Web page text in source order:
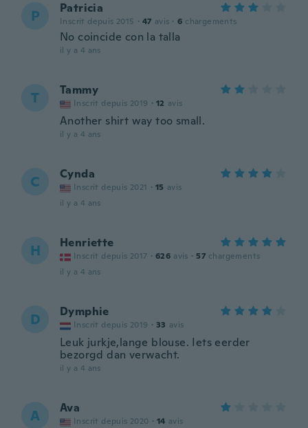
P Patricia
Inscrit depuis 2015 · 47 avis · 6 chargements
No coincide con la talla
il y a 4 ans
T Tammy
Inscrit depuis 2019 · 12 avis
Another shirt way too small.
il y a 4 ans
C Cynda
Inscrit depuis 2021 · 15 avis
il y a 4 ans
H Henriette
Inscrit depuis 2017 · 626 avis · 57 chargements
il y a 4 ans
D Dymphie
Inscrit depuis 2019 · 33 avis
Leuk jurkje,lange blouse. Iets eerder
bezorgd dan verwacht.
il y a 4 ans
A Ava
Inscrit depuis 2020 · 14 avis